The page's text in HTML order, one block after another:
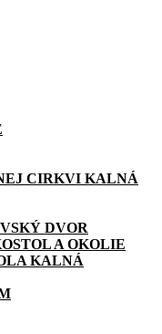
CIRKVI KALNÁ
DVOR
A OKOLIE
KALNÁ